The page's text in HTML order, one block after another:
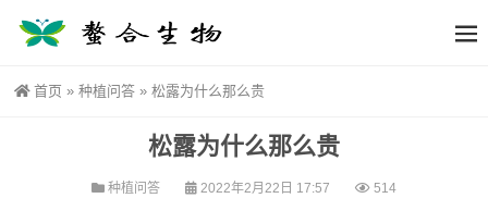
首页 » 种植问答 » 松露为什么那么贵
松露为什么那么贵
种植问答 2022年2月22日 17:57 514